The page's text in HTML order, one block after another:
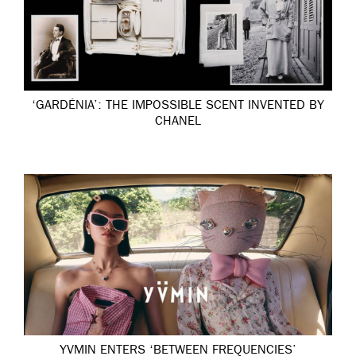
‘GARDÉNIA’: THE IMPOSSIBLE SCENT INVENTED BY
CHANEL
YVMIN ENTERS ‘BETWEEN FREQUENCIES’